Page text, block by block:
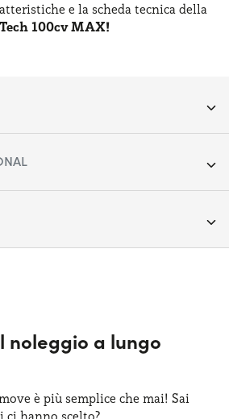
e la scheda tecnica della
100cv MAX!
wireless
noleggio a lungo
è più semplice che mai! Sai
hanno scelto?